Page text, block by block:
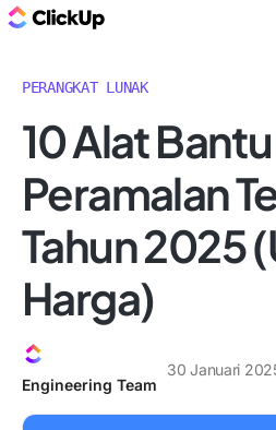
PERANGKAT LUNAK
10 Alat Bantu
Peramalan
Tahun 2025
Harga)
Engineering Team
30 Januari